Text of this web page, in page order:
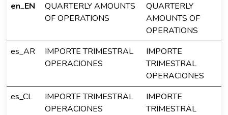
en_EN
QUARTERLY AMOUNTS
OF OPERATIONS
QUARTERLY
AMOUNTS OF
OPERATIONS
es_AR
IMPORTE TRIMESTRAL
OPERACIONES
IMPORTE
TRIMESTRAL
OPERACIONES
es_CL
IMPORTE TRIMESTRAL
OPERACIONES
IMPORTE
TRIMESTRAL